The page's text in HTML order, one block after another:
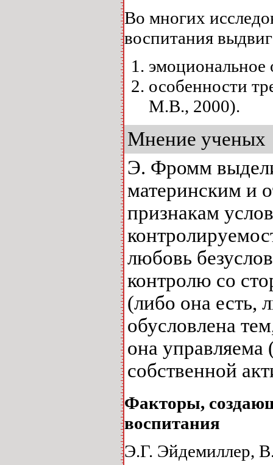
Во многих
воспитания
особенности
М.В., 2000).
Мнение ученых
Э. Фромм
материнским и
признакам
любовь
контролю со
(либо она есть,
обусловлена
она управляема
собственной
Факторы,
воспитания
Э.Г. Эйдемиллер,